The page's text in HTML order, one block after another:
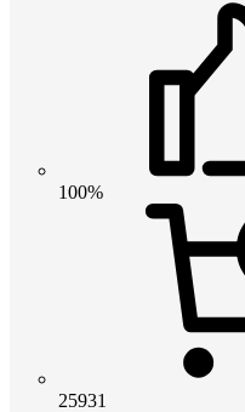
100%
25931